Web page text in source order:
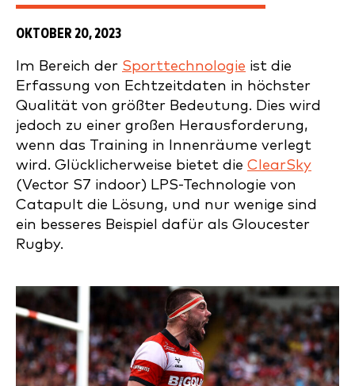
OKTOBER 20, 2023
Im Bereich der Sporttechnologie ist die
Erfassung von Echtzeitdaten in höchster
Qualität von größter Bedeutung. Dies wird
jedoch zu einer großen Herausforderung,
wenn das Training in Innenräume verlegt
wird. Glücklicherweise bietet die ClearSky
(Vector S7 indoor) LPS-Technologie von
Catapult die Lösung, und nur wenige sind
ein besseres Beispiel dafür als Gloucester
Rugby.